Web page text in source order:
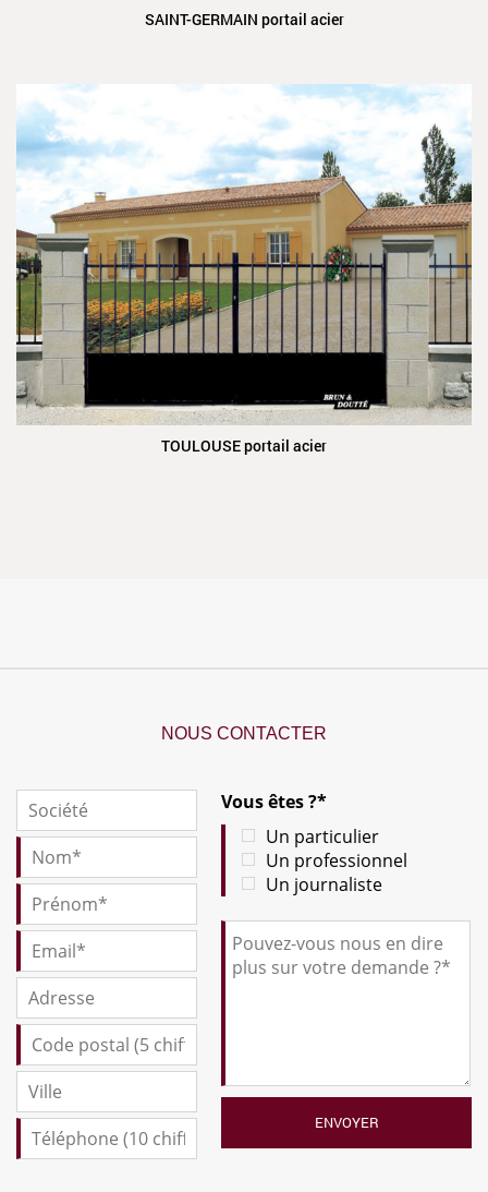
SAINT-GERMAIN portail acier
TOULOUSE portail acier
NOUS CONTACTER
Vous êtes ?*
Un particulier
Un professionnel
Un journaliste